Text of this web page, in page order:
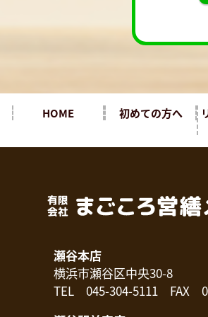
HOME 初めての方へ
瀬谷本店
横浜市瀬谷区中央30-8
TEL 045-304-5111 FAX